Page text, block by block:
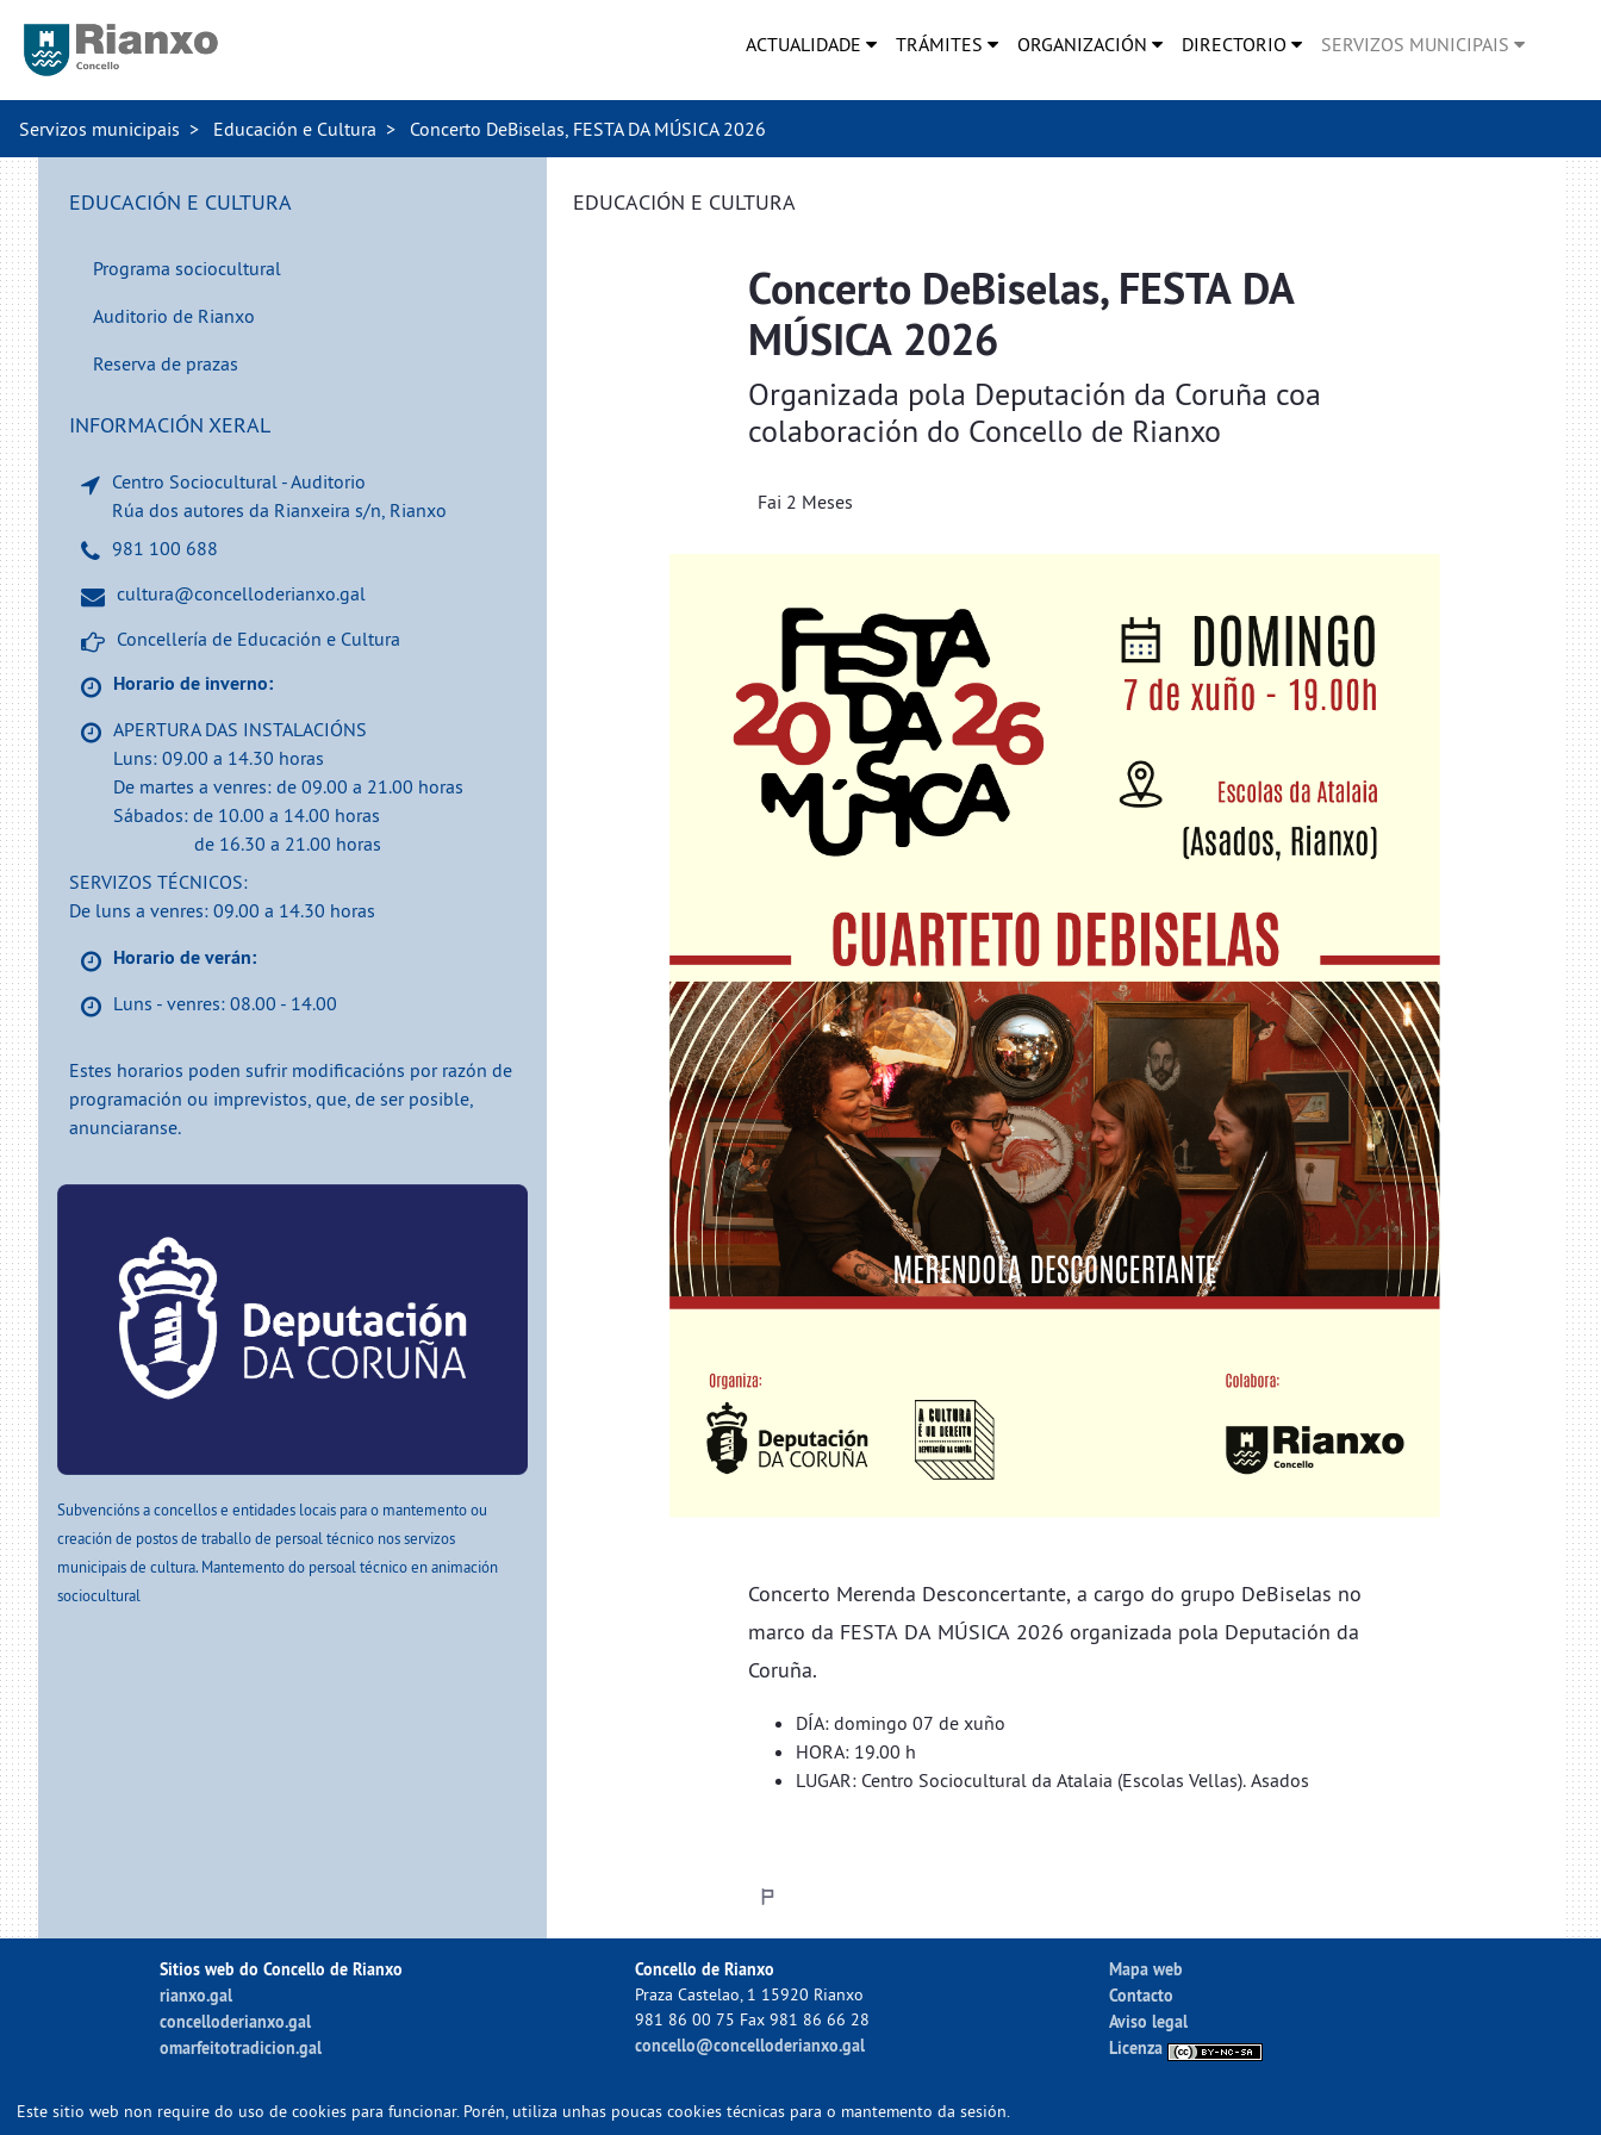
ACTUALIDADE TRÁMITES ORGANIZACIÓN DIRECTORIO SERVIZOS MUNICIPAIS
Servizos municipais Educación e Cultura Concerto DeBiselas, FESTA DA MÚSICA 2026
EDUCACIÓN E CULTURA
Programa sociocultural
Auditorio de Rianxo
Reserva de prazas
INFORMACIÓN XERAL
Centro Sociocultural - Auditorio
Rúa dos autores da Rianxeira s/n, Rianxo
981 100 688
cultura@concelloderianxo.gal
Concellería de Educación e Cultura
Horario de inverno:
APERTURA DAS INSTALACIÓNS
Luns: 09.00 a 14.30 horas
De martes a venres: de 09.00 a 21.00 horas
Sábados: de 10.00 a 14.00 horas
de 16.30 a 21.00 horas
SERVIZOS TÉCNICOS:
De luns a venres: 09.00 a 14.30 horas
Horario de verán:
Luns - venres: 08.00 - 14.00
Estes horarios poden sufrir modificacións por razón de
programación ou imprevistos, que, de ser posible,
anunciaranse.
Subvencións a concellos e entidades locais para o mantemento ou
creación de postos de traballo de persoal técnico nos servizos
municipais de cultura. Mantemento do persoal técnico en animación
sociocultural
EDUCACIÓN E CULTURA
Concerto DeBiselas, FESTA DA
MÚSICA 2026
Organizada pola Deputación da Coruña coa
colaboración do Concello de Rianxo
Fai 2 Meses
Concerto Merenda Desconcertante, a cargo do grupo DeBiselas no
marco da FESTA DA MÚSICA 2026 organizada pola Deputación da
Coruña.
DÍA: domingo 07 de xuño
HORA: 19.00 h
LUGAR: Centro Sociocultural da Atalaia (Escolas Vellas). Asados
Sitios web do Concello de Rianxo
rianxo.gal
concelloderianxo.gal
omarfeitotradicion.gal
Concello de Rianxo
Praza Castelao, 1 15920 Rianxo
981 86 00 75 Fax 981 86 66 28
concello@concelloderianxo.gal
Mapa web
Contacto
Aviso legal
Licenza
Este sitio web non require do uso de cookies para funcionar. Porén, utiliza unhas poucas cookies técnicas para o mantemento da sesión.